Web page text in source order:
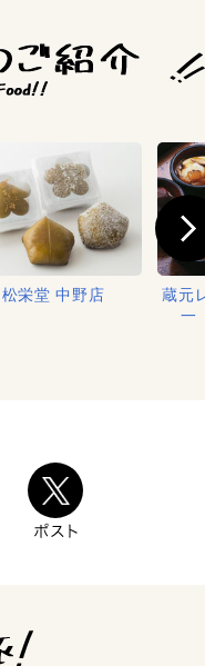
松栄堂 中野店
蔵元
一